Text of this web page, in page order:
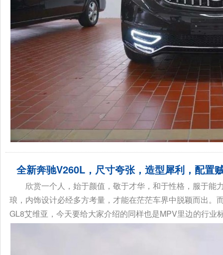
全新奔驰V260L，尺寸夸张，造型犀利，配置
欣赏一个人，始于颜值，敬于才华，和于性格，服于
琅，内饰设计必经多方考量，才能在茫茫车界中脱颖而出
GL8艾维亚，今天要给大家介绍的同样也是MPV里边的行